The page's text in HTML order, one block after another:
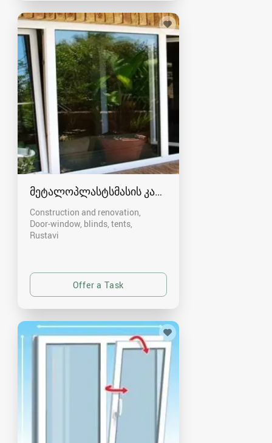
მეტალოპლასტსმასის კარ-ფანჯარა რუსთავში
Construction and renovation,
Door-window, blinds, tents
Rustavi